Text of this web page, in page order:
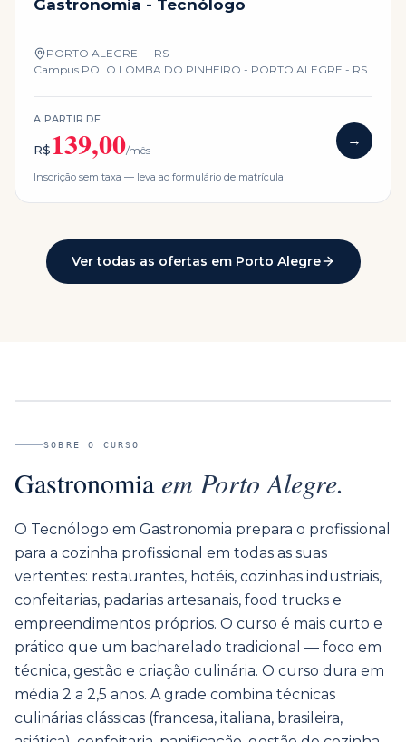
Gastronomia - Tecnólogo
PORTO ALEGRE — RS
Campus POLO LOMBA DO PINHEIRO - PORTO ALEGRE - RS
A PARTIR DE
R$139,00/mês
→
Inscrição sem taxa — leva ao formulário de matrícula
Ver todas as ofertas em Porto Alegre
SOBRE O CURSO
Gastronomia em Porto Alegre.
O Tecnólogo em Gastronomia prepara o profissional
para a cozinha profissional em todas as suas
vertentes: restaurantes, hotéis, cozinhas industriais,
confeitarias, padarias artesanais, food trucks e
empreendimentos próprios. O curso é mais curto e
prático que um bacharelado tradicional — foco em
técnica, gestão e criação culinária. O curso dura em
média 2 a 2,5 anos. A grade combina técnicas
culinárias clássicas (francesa, italiana, brasileira,